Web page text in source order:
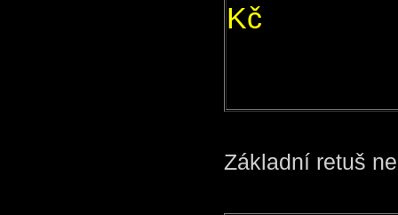
Kč
Základní retuš